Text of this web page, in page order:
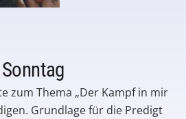
zum Thema „Der Kampf in mir
Grundlage für die Predigt